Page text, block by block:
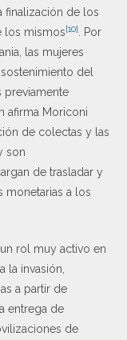
finalización de los
los mismos[10]. Por
las mujeres
del
previamente
afirma Moriconi
de colectas y las
son
de trasladar y
monetarias a los
rol muy activo en
la invasión,
a partir de
entrega de
de